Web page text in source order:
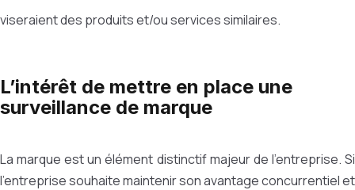
viseraient des produits et/ou services similaires.
L’intérêt de mettre en place une
surveillance de marque
La marque est un élément distinctif majeur de l’entreprise. Si
l’entreprise souhaite maintenir son avantage concurrentiel et